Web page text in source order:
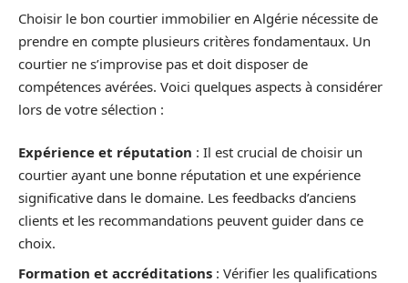
Choisir le bon courtier immobilier en Algérie nécessite de
prendre en compte plusieurs critères fondamentaux. Un
courtier ne s’improvise pas et doit disposer de
compétences avérées. Voici quelques aspects à considérer
lors de votre sélection :
Expérience et réputation : Il est crucial de choisir un
courtier ayant une bonne réputation et une expérience
significative dans le domaine. Les feedbacks d’anciens
clients et les recommandations peuvent guider dans ce
choix.
Formation et accréditations : Vérifier les qualifications